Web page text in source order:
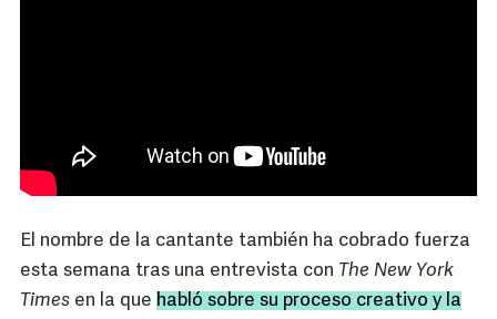
El nombre de la cantante también ha cobrado fuerza
esta semana tras una entrevista con The New York
Times en la que habló sobre su proceso creativo y la